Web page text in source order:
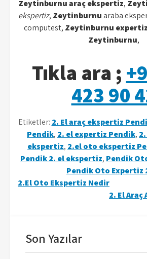
Zeytinburnuaraç ekspertiz,
ekspertiz, Zeytinburnuaraba
computest, Zeytinburnu expertiz
Zeytinburnu,
Tıkla ara ;
423 90
Etiketler: 2. El araç ekspertiz
Pendik, 2. el expertiz Pendik,
ekspertiz, 2.el oto ekspertiz
Pendik 2. el ekspertiz, Pendik
Pendik Oto Expertiz
Yazı
2.El Oto Ekspertiz Nedir
2. El Araç
Son Yazılar